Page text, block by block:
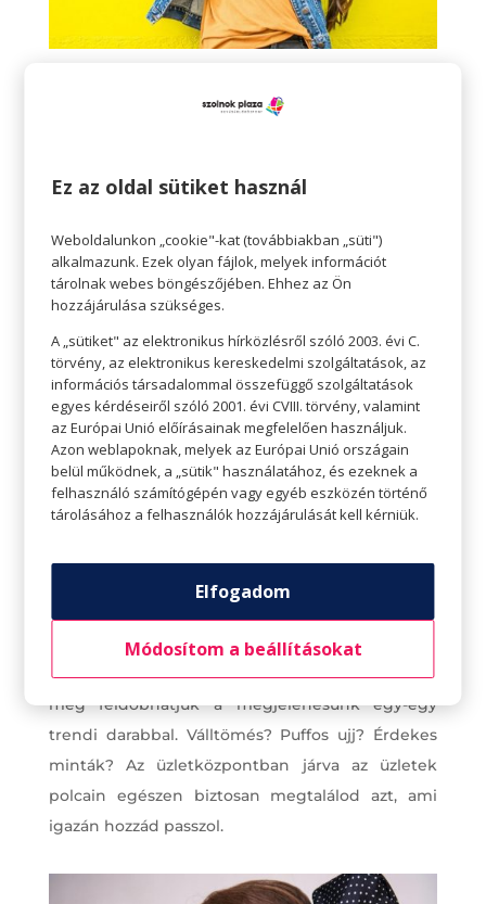
A klasszikus alapdarabok után a tavaszi
valamint világosabb és élénkebb színeket
jelent. Ne sajnáljuk az időt, vásárlásaink során az
üzletközpontban keresse a szemünk az élénk,
rózsaszín felső? Esetleg egy ragyogó piros? A
kiegészítők közül is bátran válogassunk, alap
szettünket remekül feldobhatja egy könnyű sál,
táska, kalap, és idén még mindig a maszk is.
Ha a szekrény már majdnem megtelt csinos
ruhákkal, töltsük ki a hézagokat. Nézzük át, mik
Szerezzük be ezeket is. Ilyenkor figyelembe
vehetjük az adott évre jellemző friss trendeket,
hiszen attól, hogy a klasszikus darabokból
felépítettünk egy jól variálható alap ruhatárat,
még feldobhatjuk a megjelenésünk egy-egy
trendi darabbal. Válltömés? Puffos ujj? Érdekes
minták? Az üzletközpontban járva az üzletek
polcain egészen biztosan megtalálod azt, ami
igazán hozzád passzol.
Ez az oldal sütiket használ
Weboldalunkon „cookie"-kat (továbbiakban „süti")
alkalmazunk. Ezek olyan fájlok, melyek információt
tárolnak webes böngészőjében. Ehhez az Ön
hozzájárulása szükséges.
A „sütiket" az elektronikus hírközlésről szóló 2003. évi C.
törvény, az elektronikus kereskedelmi szolgáltatások, az
információs társadalommal összefüggő szolgáltatások
egyes kérdéseiről szóló 2001. évi CVIII. törvény, valamint
az Európai Unió előírásainak megfelelően használjuk.
Azon weblapoknak, melyek az Európai Unió országain
belül működnek, a „sütik" használatához, és ezeknek a
felhasználó számítógépén vagy egyéb eszközén történő
tárolásához a felhasználók hozzájárulását kell kérniük.
Elfogadom
Módosítom a beállításokat